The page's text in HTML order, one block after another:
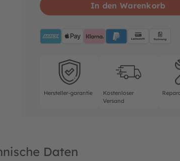
In den Warenkorb
ApplePayKlarna PayPalBlueLastschrift
Hersteller-garantie
Hersteller-garantie
Kostenloser Versand
Kostenloser
Versand
Daten